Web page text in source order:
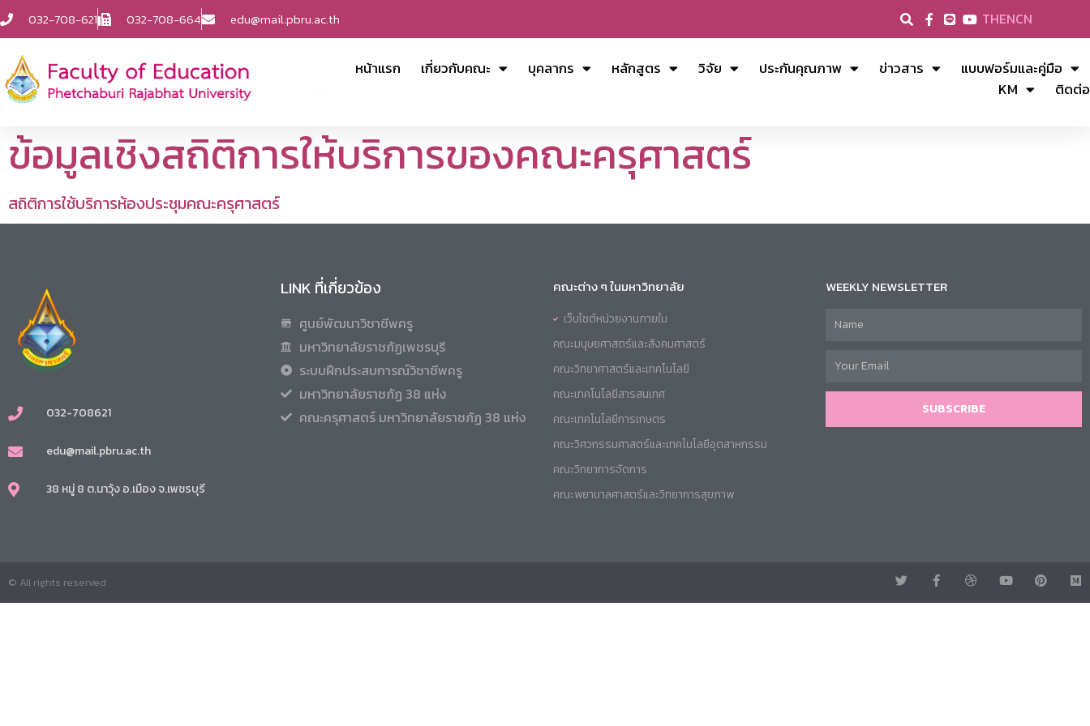
032-708-621 032-708-664 edu@mail.pbru.ac.th THENCN
หน้าแรก เกี่ยวกับคณะ บุคลากร หลักสูตร วิจัย ประกันคุณภาพ ข่าวสาร
แบบฟอร์มและคู่มือ
KM
ติดต่อ
ข้อมูลเชิงสถิติการให้บริการของคณะครุศาสตร์
สถิติการใช้บริการห้องประชุมคณะครุศาสตร์
032-708621
edu@mail.pbru.ac.th
38 หมู่ 8 ต.นาวุ้ง อ.เมือง จ.เพชรบุรี
LINK ที่เกี่ยวข้อง
ศูนย์พัฒนาวิชาชีพครู
มหาวิทยาลัยราชภัฏเพชรบุรี
ระบบฝึกประสบการณ์วิชาชีพครู
มหาวิทยาลัยราชภัฏ 38 แห่ง
คณะครุศาสตร์ มหาวิทยาลัยราชภัฏ 38 แห่ง
คณะต่าง ๆ ในมหาวิทยาลัย
เว็บไซต์หน่วยงานภายใน
คณะมนุษยศาสตร์และสังคมศาสตร์
คณะวิทยาศาสตร์และเทคโนโลยี
คณะเทคโนโลยีสารสนเทศ
คณะเทคโนโลยีการเกษตร
คณะวิศวกรรมศาสตร์และเทคโนโลยีอุตสาหกรรม
คณะวิทยาการจัดการ
คณะพยาบาลศาสตร์และวิทยาการสุขภาพ
WEEKLY NEWSLETTER
SUBSCRIBE
© All rights reserved